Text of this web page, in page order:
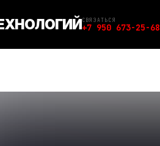
СВЯЗАТЬСЯ
+7 950 673-25-68